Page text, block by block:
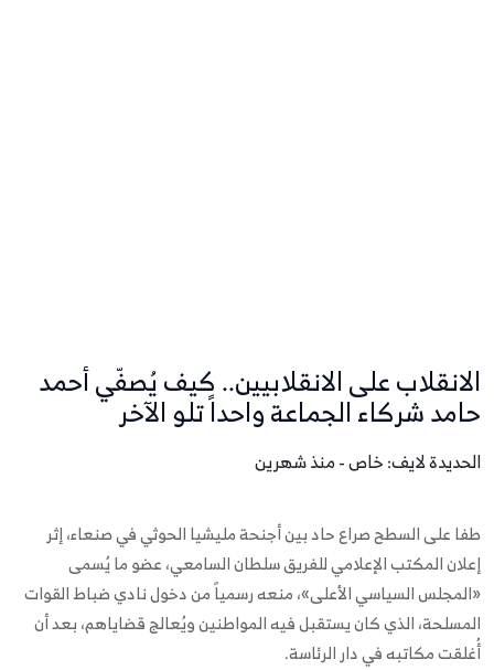
الانقلاب على الانقلابيين.. كيف يُصفّي أحمد
حامد شركاء الجماعة واحداً تلو الآخر
الحديدة لايف: خاص - منذ شهرين
طفا على السطح صراع حاد بين أجنحة مليشيا الحوثي في صنعاء، إثر
إعلان المكتب الإعلامي للفريق سلطان السامعي، عضو ما يُسمى
«المجلس السياسي الأعلى»، منعه رسمياً من دخول نادي ضباط القوات
المسلحة، الذي كان يستقبل فيه المواطنين ويُعالج قضاياهم، بعد أن
أُغلقت مكاتبه في دار الرئاسة.